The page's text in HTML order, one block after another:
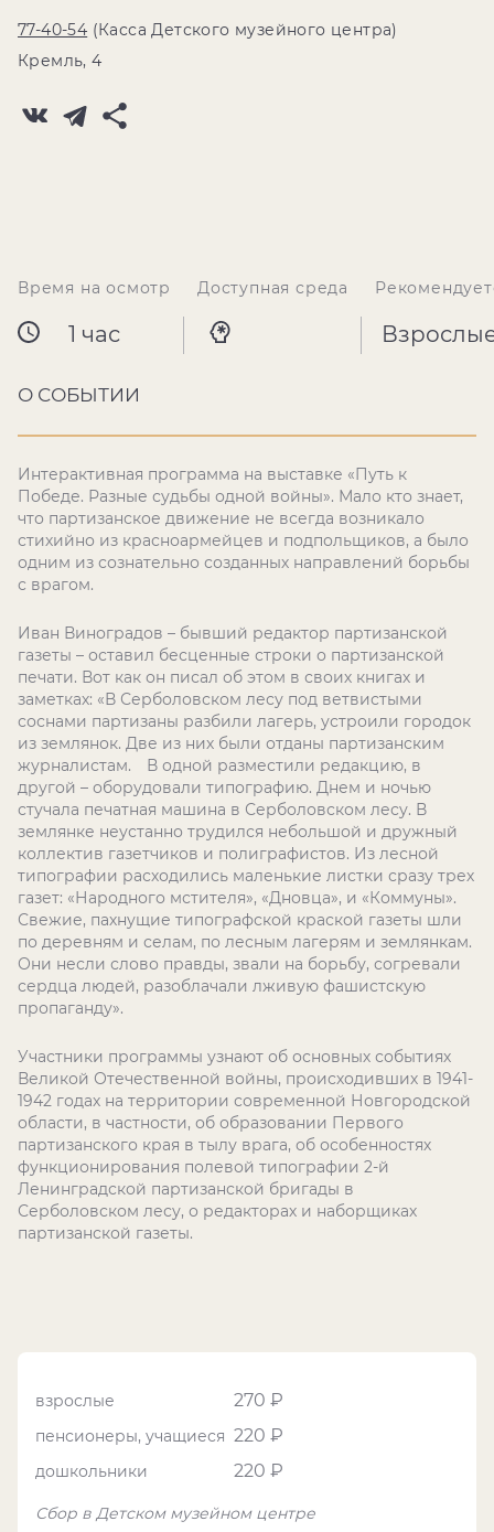
77-40-54 (Касса Детского музейного центра)
Кремль, 4
Время на осмотр
1 час
Доступная среда
О СОБЫТИИ
Интерактивная программа на выставке «Путь к
Победе. Разные судьбы одной войны». Мало кто знает,
что партизанское движение не всегда возникало
стихийно из красноармейцев и подпольщиков, а было
одним из сознательно созданных направлений борьбы
с врагом.
Иван Виноградов – бывший редактор партизанской
газеты – оставил бесценные строки о партизанской
печати. Вот как он писал об этом в своих книгах и
заметках: «В Серболовском лесу под ветвистыми
соснами партизаны разбили лагерь, устроили городок
из землянок. Две из них были отданы партизанским
журналистам.⠀ В одной разместили редакцию, в
другой – оборудовали типографию. Днем и ночью
стучала печатная машина в Серболовском лесу. В
землянке неустанно трудился небольшой и дружный
коллектив газетчиков и полиграфистов. Из лесной
типографии расходились маленькие листки сразу трех
газет: «Народного мстителя», «Дновца», и «Коммуны».
Свежие, пахнущие типографской краской газеты шли
по деревням и селам, по лесным лагерям и землянкам.
Они несли слово правды, звали на борьбу, согревали
сердца людей, разоблачали лживую фашистскую
пропаганду».
Участники программы узнают об основных событиях
Великой Отечественной войны, происходивших в 1941-
1942 годах на территории современной Новгородской
области, в частности, об образовании Первого
партизанского края в тылу врага, об особенностях
функционирования полевой типографии 2-й
Ленинградской партизанской бригады в
Серболовском лесу, о редакторах и наборщиках
партизанской газеты.
взрослые 270 ₽
пенсионеры, учащиеся 220 ₽
дошкольники 220 ₽
Сбор в Детском музейном центре